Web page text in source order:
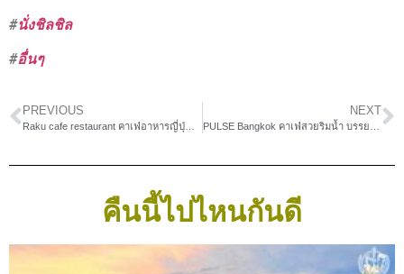
#นั่งชิลชิล
#อื่นๆ
PREVIOUS NEXT
คืนนี้ไปไหนกันดี